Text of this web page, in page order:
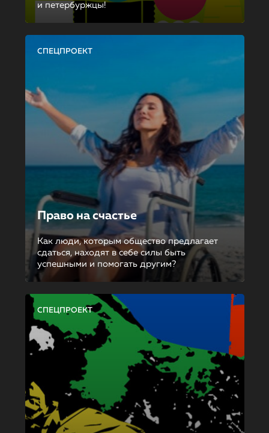
и петербуржцы!
СПЕЦПРОЕКТ
Право на счастье
Как люди, которым общество предлагает
сдаться, находят в себе силы быть
успешными и помогать другим?
СПЕЦПРОЕКТ